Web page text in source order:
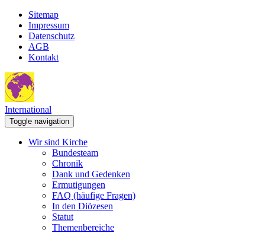
Sitemap
Impressum
Datenschutz
AGB
Kontakt
International
Toggle navigation
Wir sind Kirche
Bundesteam
Chronik
Dank und Gedenken
Ermutigungen
FAQ (häufige Fragen)
In den Diözesen
Statut
Themenbereiche